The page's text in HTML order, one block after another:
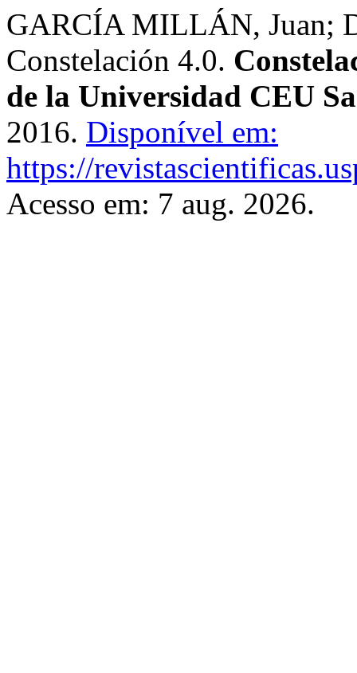
GARCÍA MILLÁN, Juan;
Constelación 4.0.
de la Universidad CEU
2016. Disponível em:
https://
Acesso em: 7 aug. 2026.